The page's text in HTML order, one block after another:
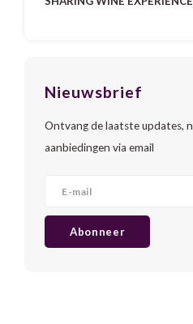
Nieuwsbrief
Ontvang de laatste updates,
aanbiedingen via email
Abonneer